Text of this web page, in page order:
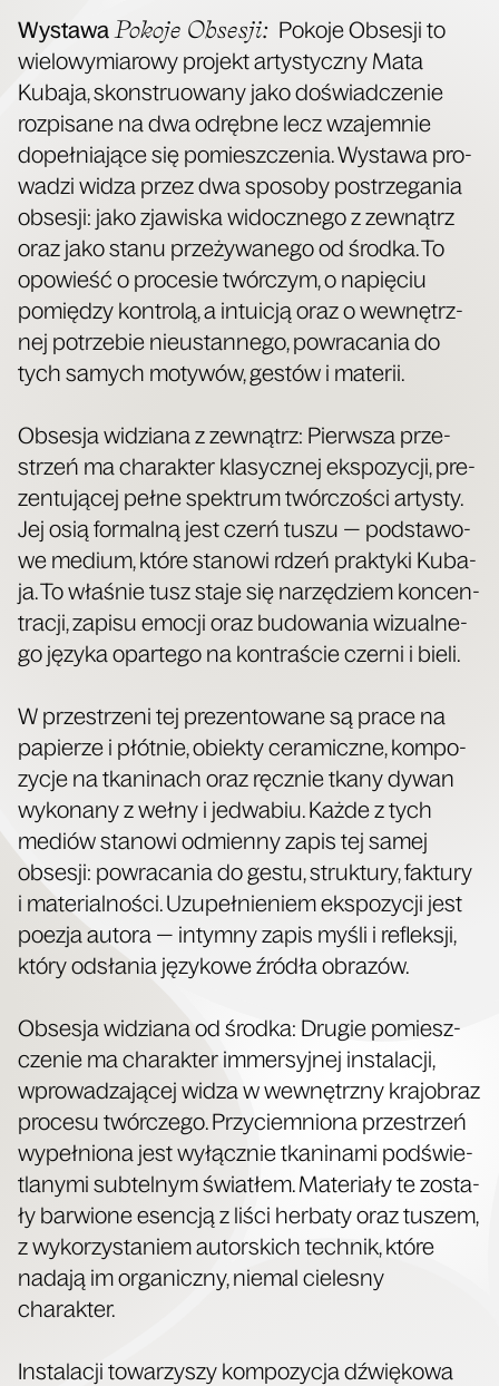
Wysta­waPoko­je Obse­sji: Poko­je Obse­sji to
wie­lo­wy­mia­ro­wy pro­jekt arty­stycz­ny Mata
Kuba­ja, skon­stru­owa­ny jako doświad­cze­nie
roz­pi­sa­ne na dwa odręb­ne lecz wza­jem­nie
dopeł­nia­ją­ce się pomiesz­cze­nia. Wysta­wa pro­
wa­dzi widza przez dwa spo­so­by postrze­ga­nia
obse­sji: jako zja­wi­ska widocz­ne­go z zewnątrz
oraz jako sta­nu prze­ży­wa­ne­go od środ­ka. To
opo­wieść o pro­ce­sie twór­czym, o napię­ciu
pomię­dzy kon­tro­lą, a intu­icją oraz o wewnętrz­
nej potrze­bie nie­ustan­ne­go, powra­ca­nia do
tych samych moty­wów, gestów i materii.
Obse­sja widzia­na z zewnątrz: Pierw­sza prze­
strzeń ma cha­rak­ter kla­sycz­nej eks­po­zy­cji, pre­
zen­tu­ją­cej peł­ne spek­trum twór­czo­ści arty­sty.
Jej osią for­mal­ną jest czerń tuszu — pod­sta­wo­
we medium, któ­re sta­no­wi rdzeń prak­ty­ki Kuba­
ja. To wła­śnie tusz sta­je się narzę­dziem kon­cen­
tra­cji, zapi­su emo­cji oraz budo­wa­nia wizu­al­ne­
go języ­ka opar­te­go na kon­tra­ście czer­ni i bieli.
W prze­strze­ni tej pre­zen­to­wa­ne są pra­ce na
papie­rze i płót­nie, obiek­ty cera­micz­ne, kom­po­
zy­cje na tka­ni­nach oraz ręcz­nie tka­ny dywan
wyko­na­ny z weł­ny i jedwa­biu. Każ­de z tych
mediów sta­no­wi odmien­ny zapis tej samej
obse­sji: powra­ca­nia do gestu, struk­tu­ry, fak­tu­ry
i mate­rial­no­ści. Uzu­peł­nie­niem eks­po­zy­cji jest
poezja auto­ra — intym­ny zapis myśli i reflek­sji,
któ­ry odsła­nia języ­ko­we źró­dła obrazów.
Obse­sja widzia­na od środ­ka: Dru­gie pomiesz­
cze­nie ma cha­rak­ter immer­syj­nej insta­la­cji,
wpro­wa­dza­ją­cej widza w wewnętrz­ny kra­jo­braz
pro­ce­su twór­cze­go. Przy­ciem­nio­na prze­strzeń
wypeł­nio­na jest wyłącz­nie tka­ni­na­mi pod­świe­
tla­ny­mi sub­tel­nym świa­tłem. Mate­ria­ły te zosta­
ły bar­wio­ne esen­cją z liści her­ba­ty oraz tuszem,
z wyko­rzy­sta­niem autor­skich tech­nik, któ­re
nada­ją im orga­nicz­ny, nie­mal cie­le­sny
charakter.
Insta­la­cji towa­rzy­szy kom­po­zy­cja dźwię­ko­wa